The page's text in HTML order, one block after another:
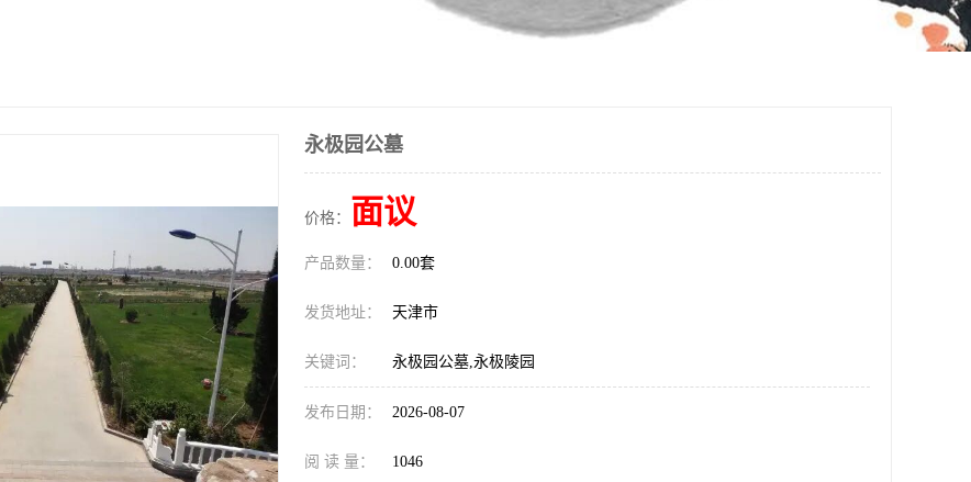
永极园公墓
价格： 面议
产品数量： 0.00套
发货地址： 天津市
关键词： 永极园公墓,永极陵园
发布日期： 2026-08-07
阅 读 量： 1046